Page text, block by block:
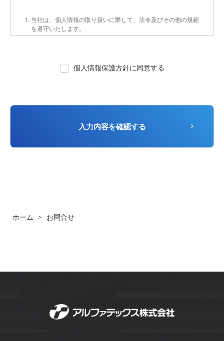
当社は、個人情報の取り扱いに際して、法令及びその他の規範
を遵守いたします。
当社は、個人情報を安全に管理し、不正アクセス、紛失、改ざ
個人情報の取得に関しては、原則として当社業務を行うにあた
つ公正な手段により取得します。
的の範囲内で行い、利用目的を変更する場合は、必ず、本人の
アルファテックス株式会社 代表取締役社長 石川 春
個人情報保護方針に同意する
ホーム > お問合せ